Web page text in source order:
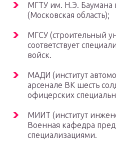
МГТУ им. Н.Э.
(Московская область);
МГСУ (строительный
соответствует
войск.
МАДИ (институт
арсенале ВК шесть
офицерских
МИИТ (институт
Военная кафедра
специализациями.